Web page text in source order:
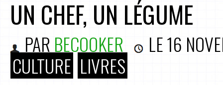
UN CHEF, UN LÉGUME
PAR BECOOKER LE16
CULTURE LIVRES